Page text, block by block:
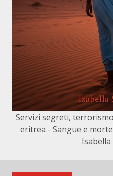
Servizi segreti,
eritrea - Sangue e